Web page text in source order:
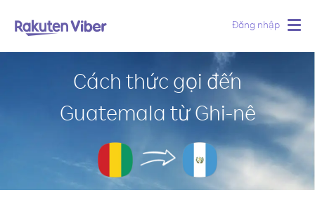
Đăng nhập
Cách thức gọi đến
Guatemala từ Ghi-nê